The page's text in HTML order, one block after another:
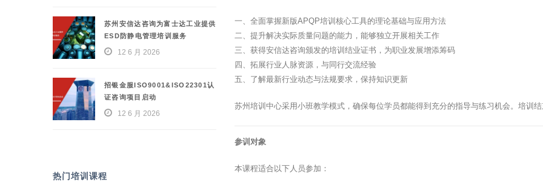
一、全面掌握新版APQP培训核心工具的理论基础与应用方法
二、提升解决实际质量问题的能力，能够独立开展相关工作
三、获得安信达咨询颁发的培训结业证书，为职业发展增添筹码
四、拓展行业人脉资源，与同行交流经验
五、了解最新行业动态与法规要求，保持知识更新
苏州培训中心采用小班教学模式，确保每位学员都能得到充分的指导与练习机会。培训
参训对象
本课程适合以下人员参加：
苏州安信达咨询为富士达工业提供
ESD防静电管理培训服务
12 6 月 2026
招银金服ISO9001&ISO22301认
证咨询项目启动
12 6 月 2026
热门培训课程